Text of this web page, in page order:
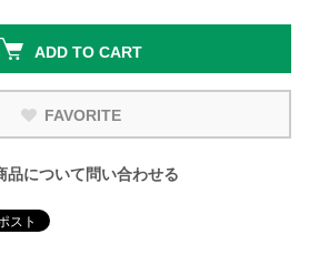
ADD TO CART
FAVORITE
品について問い合わせる